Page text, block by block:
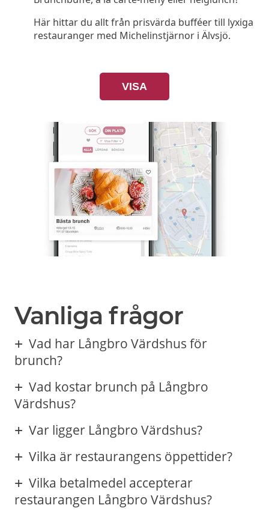
Här hittar du allt från prisvärda bufféer till lyxiga
restauranger med Michelinstjärnor i Älvsjö.
VISA
Vanliga frågor
Vad har Långbro Värdshus för
brunch?
Vad kostar brunch på Långbro
Värdshus?
Var ligger Långbro Värdshus?
Vilka är restaurangens öppettider?
Vilka betalmedel accepterar
restaurangen Långbro Värdshus?